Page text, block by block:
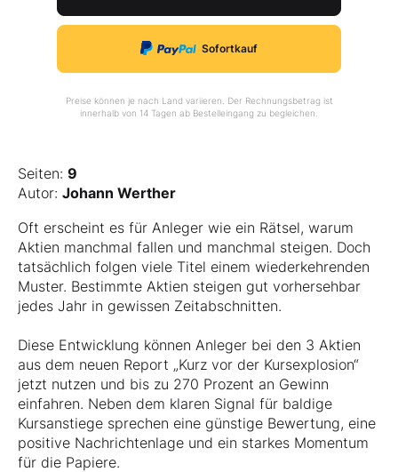
Sofortkauf
Preise können je nach Land variieren. Der Rechnungsbetrag ist
innerhalb von 14 Tagen ab Bestelleingang zu begleichen.
Seiten: 9
Autor: Johann Werther
Oft erscheint es für Anleger wie ein Rätsel, warum
Aktien manchmal fallen und manchmal steigen. Doch
tatsächlich folgen viele Titel einem wiederkehrenden
Muster. Bestimmte Aktien steigen gut vorhersehbar
jedes Jahr in gewissen Zeitabschnitten.
Diese Entwicklung können Anleger bei den 3 Aktien
aus dem neuen Report „Kurz vor der Kursexplosion“
jetzt nutzen und bis zu 270 Prozent an Gewinn
einfahren. Neben dem klaren Signal für baldige
Kursanstiege sprechen eine günstige Bewertung, eine
positive Nachrichtenlage und ein starkes Momentum
für die Papiere.